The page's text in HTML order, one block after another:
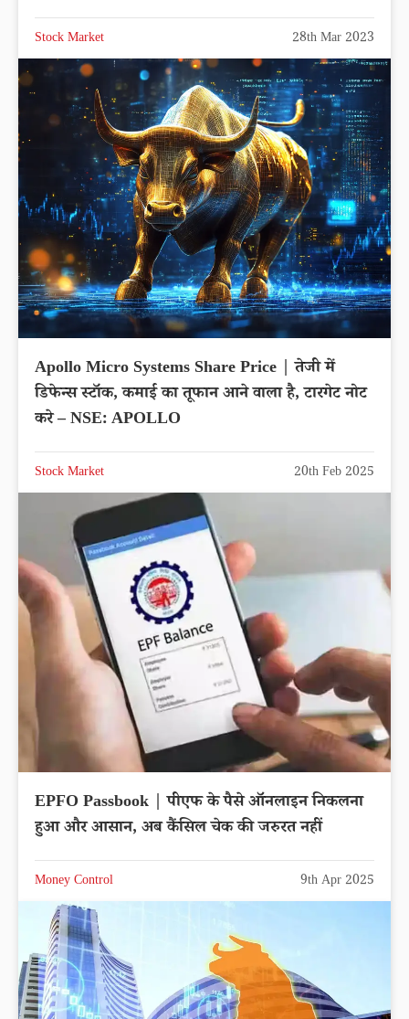
Stock Market 28th Mar 2023
Apollo Micro Systems Share Price | तेजी में
डिफेन्स स्टॉक, कमाई का तूफान आने वाला है, टारगेट नोट
करे – NSE: APOLLO
Stock Market 20th Feb 2025
EPFO Passbook | पीएफ के पैसे ऑनलाइन निकलना
हुआ और आसान, अब कैंसिल चेक की जरुरत नहीं
Money Control 9th Apr 2025